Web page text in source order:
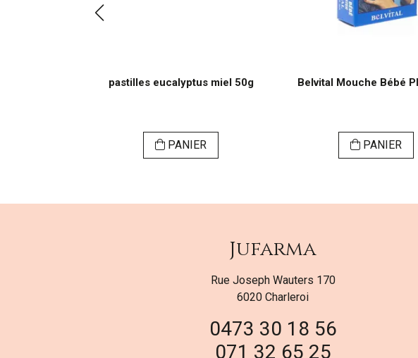
pastilles eucalyptus miel 50g
PANIER
Belvital Mouche Bébé
PANIER
Jufarma
Rue Joseph Wauters 170
6020 Charleroi
0473 30 18 56
071 32 65 25